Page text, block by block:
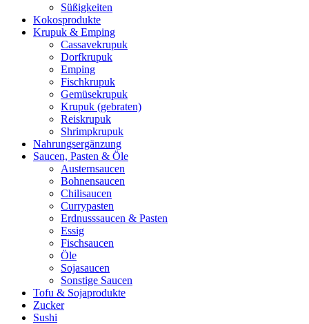
Süßigkeiten
Kokosprodukte
Krupuk & Emping
Cassavekrupuk
Dorfkrupuk
Emping
Fischkrupuk
Gemüsekrupuk
Krupuk (gebraten)
Reiskrupuk
Shrimpkrupuk
Nahrungsergänzung
Saucen, Pasten & Öle
Austernsaucen
Bohnensaucen
Chilisaucen
Currypasten
Erdnusssaucen & Pasten
Essig
Fischsaucen
Öle
Sojasaucen
Sonstige Saucen
Tofu & Sojaprodukte
Zucker
Sushi